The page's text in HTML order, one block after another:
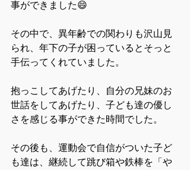
事ができました😄
その中で、異年齢での関わりも沢山見
られ、年下の子が困っているとそっと
手伝ってくれていました。
抱っこしてあげたり、自分の兄妹のお
世話をしてあげたり、子ども達の優し
さを感じる事ができた時間でした。
その後も、運動会で自信がついた子ど
も達は、継続して跳び箱や鉄棒を「や